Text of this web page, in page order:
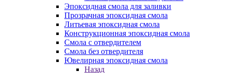
Эпоксидная смола для заливки
Прозрачная эпоксидная смола
Литьевая эпоксидная смола
Конструкционная эпоксидная смола
Смола с отвердителем
Смола без отвердителя
Ювелирная эпоксидная смола
Назад